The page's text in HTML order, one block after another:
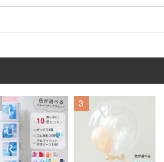
3